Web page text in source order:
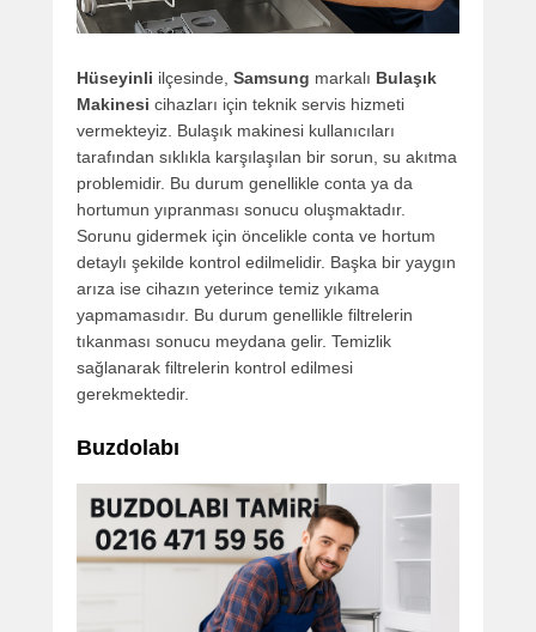
Hüseyinli ilçesinde, Samsung markalı Bulaşık
Makinesi cihazları için teknik servis hizmeti
vermekteyiz. Bulaşık makinesi kullanıcıları
tarafından sıklıkla karşılaşılan bir sorun, su akıtma
problemidir. Bu durum genellikle conta ya da
hortumun yıpranması sonucu oluşmaktadır.
Sorunu gidermek için öncelikle conta ve hortum
detaylı şekilde kontrol edilmelidir. Başka bir yaygın
arıza ise cihazın yeterince temiz yıkama
yapmamasıdır. Bu durum genellikle filtrelerin
tıkanması sonucu meydana gelir. Temizlik
sağlanarak filtrelerin kontrol edilmesi
gerekmektedir.
Buzdolabı